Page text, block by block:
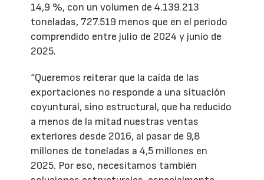
14,9 %, con un volumen de 4.139.213
toneladas, 727.519 menos que en el periodo
comprendido entre julio de 2024 y junio de
2025.
“Queremos reiterar que la caída de las
exportaciones no responde a una situación
coyuntural, sino estructural, que ha reducido
a menos de la mitad nuestras ventas
exteriores desde 2016, al pasar de 9,8
millones de toneladas a 4,5 millones en
2025. Por eso, necesitamos también